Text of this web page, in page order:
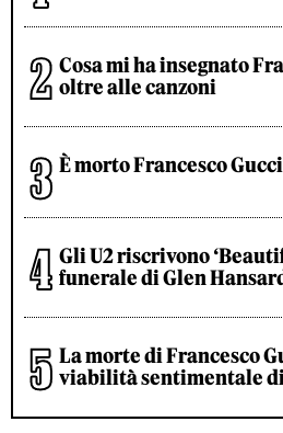
Cosa mi ha insegnato
oltre alle canzoni
È morto Francesco
Gli U2 riscrivono
funerale di Glen
La morte di Francesco
viabilità sentimentale di